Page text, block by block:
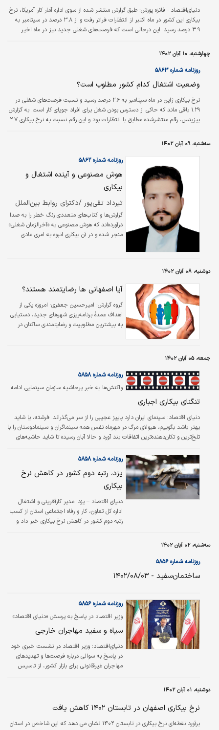
و در کمترین زمان فرصت شغلی ایجاد خواهد شد.
او افزود: در این سامانه نیازمندی آموزشی نیز
مشخص…
دنياي‌اقتصاد - فائزه پوزش: طبق گزارش منتشر شده از سوی اداره آمار کار آمریکا، نرخ
بیکاری این کشور در ماه اکتبر از انتظارات فراتر رفت و از ۳.۸ درصد در سپتامبر به
۳.۹ درصد رسید. این درحالی است که فرصت‌های شغلی جدید نیز در ماه اخیر
چهارشنبه، ۱۰ آبان ۱۴۰۲
روزنامه شماره ۵۸۶۳
وضعیت اشتغال کدام کشور مطلوب است؟
نرخ بیکاری ژاپن در ماه سپتامبر به ۲.۶ درصد رسید و نسبت فرصت‌های شغلی در
۱.۲۹ باقی ماند که حاکی از دسترس بودن شغل برای افراد جویای کار است. به گزارش
بیزینس، رقم منتشرشده مطابق با انتظارات بود و این رقم نسبت به نرخ بیکاری ۲.۷
ماند که همچنان نشان‌دهنده در دسترس بودن نسبتا پایدار مشاغل به ازای هر
متقاضی در ژاپن است. /ایسنا
سه‌شنبه، ۰۹ آبان ۱۴۰۲
روزنامه شماره ۵۸۶۲
هوش مصنوعی و آینده اشتغال و
بیکاری
تیرداد تقی‌پور /دکترای روابط بین‌الملل
گزارش‌‌‌ها و کتاب‌‌‌های متعددی زنگ خطر را به صدا
درآورده‌‌‌اند که هوش مصنوعی به «آخرالزمان شغلی»
منجر شده و در آن بیکاری انبوه به امری عادی
وسیعی از بشریت را بی‌‌‌فایده خواهد کرد. در این
نگارش به بررسی نظری و تجربه تاریخی تغییرات
شغلی در نتیجه پیشرفت تکنولوژی، به‌ویژه
پیشرفت هوش مصنوعی، پرداخته می‌شود.
دوشنبه، ۰۸ آبان ۱۴۰۲
آیا اصفهانی ها رضایتمند هستند؟
گروه گزارش: امیرحسین جعفری- امروزه یکی از
اهداف عمدۀ برنامه‌ریزی شهرهای جدید، دستیابی
به بیشترین مطلوبیت و رضایتمندی ساکنان در
زندگی آن‌ها و مادر شهرها شده است. امروزه
فضاهای عمومی شهری ضرورتی اساسی در
برنامه‌های توسعه شهری یافته‌اند که این امر
فرهنگی-اجتماعی شهر دارد. فضای شهری به…
جمعه، ۰۵ آبان ۱۴۰۲
واکنش‌ها به خبر پرحاشیه سازمان سینمایی ادامه
روزنامه شماره ۵۸۵۸
تنگنای بیکاری اجباری
دنیای اقتصاد: سینمای ایران دارد پاییز عجیبی را از سر می‌گذراند. فرشته، یا شاید
بهتر باشد بگوییم،‌ هیولای مرگ در مهرماه نفس همه سینماگران و سینمادوستان را با
تلخ‌ترین و تکان‌دهنده‌ترین اتفاقا‌ت بند آورد و حالا آبان رسیده تا شاید حاشیه‌های
سینما، یک‌جا و به قول کاربران مجازی کمپلت! قصه به اتفاقات سال گذشته مربوط
است؛ زمانی که دو سه بازیگر زن در برخی مراسم و مناسبات، روسری از سر برداشتند
و این کار در میان شماری دیگر از بازیگران…
روزنامه شماره ۵۸۵۸
یزد، رتبه دوم کشور در کاهش نرخ
بیکاری
دنیای اقتصاد – یزد: مدیر کارآفرینی و اشتغال
اداره کل تعاون، کار و رفاه اجتماعی استان از کسب
رتبه دوم کشور در کاهش نرخ بیکاری خبر داد و
سال گذشته روند کاهشی قابل‌توجهی داشته
سه‌شنبه، ۰۲ آبان ۱۴۰۲
روزنامه شماره ۵۸۵۶
ساختمان‌سفید - ۱۴۰۲/۰۸/۰۳
وزیر اقتصاد در پاسخ به پرسش «دنیای اقتصاد»
عنوان کرد
روزنامه شماره ۵۸۵۶
سیاه و سفید مهاجران خارجی
دنیای‌اقتصاد: وزیر اقتصاد در نشست خبری خود
در پاسخ به سوالی درباره فرصت‌ها و تهدید‌های
مهاجران غیرقانونی برای بازار کشور، از تاسیس
کرد که تاکید داشت حضور مهاجران غیرقانونی
برای جامعه تهدید محسوب می‌شود و آثار سوئی
در پی دارد. خاندوزی در بخش دیگری از
دوشنبه، ۰۱ آبان ۱۴۰۲
نرخ بیکاری اصفهان در تابستان ۱۴۰۲ کاهش یافت
برآورد نقطه‌ای نرخ بیکاری در تابستان ۱۴۰۲ نشان می دهد که این شاخص در استان